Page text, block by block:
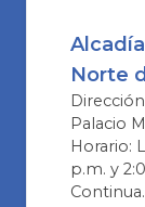
Norte
Palacio
Horario:
p.m. y
Continua.